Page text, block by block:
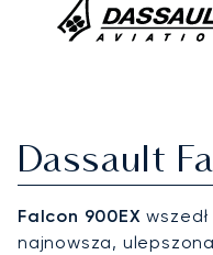
Dassault
Falcon 900EX
najnowsza,